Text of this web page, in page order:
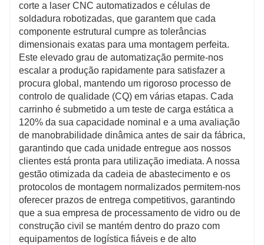
corte a laser CNC automatizados e células de
soldadura robotizadas, que garantem que cada
componente estrutural cumpre as tolerâncias
dimensionais exatas para uma montagem perfeita.
Este elevado grau de automatização permite-nos
escalar a produção rapidamente para satisfazer a
procura global, mantendo um rigoroso processo de
controlo de qualidade (CQ) em várias etapas. Cada
carrinho é submetido a um teste de carga estática a
120% da sua capacidade nominal e a uma avaliação
de manobrabilidade dinâmica antes de sair da fábrica,
garantindo que cada unidade entregue aos nossos
clientes está pronta para utilização imediata. A nossa
gestão otimizada da cadeia de abastecimento e os
protocolos de montagem normalizados permitem-nos
oferecer prazos de entrega competitivos, garantindo
que a sua empresa de processamento de vidro ou de
construção civil se mantém dentro do prazo com
equipamentos de logística fiáveis ​​e de alto